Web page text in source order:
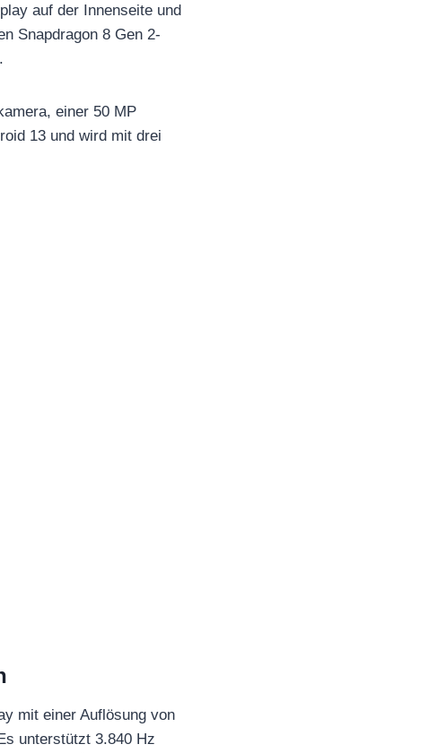
auf der Innenseite und
Snapdragon 8 Gen 2-
einer 50 MP
13 und wird mit drei
mit einer Auflösung von
unterstützt 3.840 Hz